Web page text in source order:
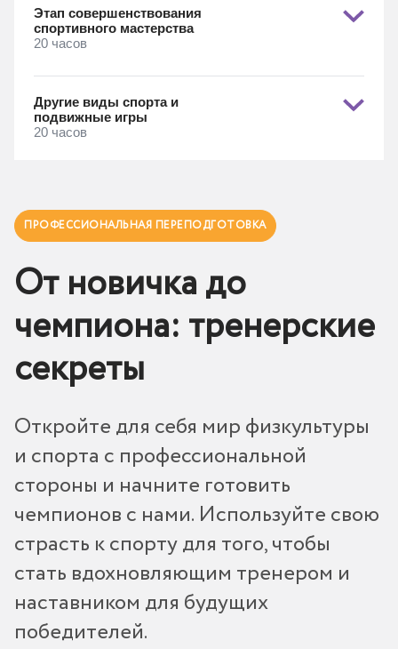
Этап совершенствования
спортивного мастерства
20 часов
Другие виды спорта и
подвижные игры
20 часов
ПРОФЕССИОНАЛЬНАЯ ПЕРЕПОДГОТОВКА
От новичка до
чемпиона: тренерские
секреты
Откройте для себя мир физкультуры
и спорта с профессиональной
стороны и начните готовить
чемпионов с нами. Используйте свою
страсть к спорту для того, чтобы
стать вдохновляющим тренером и
наставником для будущих
победителей.